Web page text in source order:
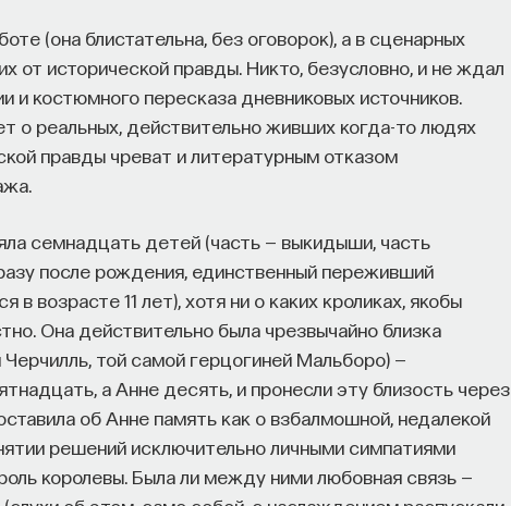
(она блистательна, без оговорок), а в сценарных
от исторической правды. Никто, безусловно, и не ждал
и костюмного пересказа дневниковых источников.
о реальных, действительно живших когда-то людях
правды чреват и литературным отказом
семнадцать детей (часть — выкидыши, часть
после рождения, единственный переживший
в возрасте 11 лет), хотя ни о каких кроликах, якобы
Она действительно была чрезвычайно близка
той самой герцогиней Мальборо) —
а Анне десять, и пронесли эту близость через
об Анне память как о взбалмошной, недалекой
решений исключительно личными симпатиями
королевы. Была ли между ними любовная связь —